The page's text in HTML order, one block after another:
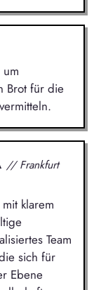
Brot für die
// Frankfurt
klarem
Team
sich für
Ebene